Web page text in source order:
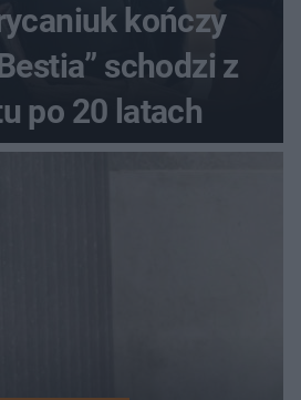
kończy
schodzi z
po 20 latach